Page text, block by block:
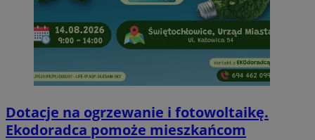
Dotacje na ogrzewanie i fotowoltaikę.
Ekodoradca pomoże mieszkańcom